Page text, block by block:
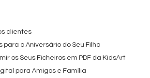
clientes
para o Aniversário do Seu Filho
os Seus Ficheiros em PDF da KidsArt
para Amigos e Família